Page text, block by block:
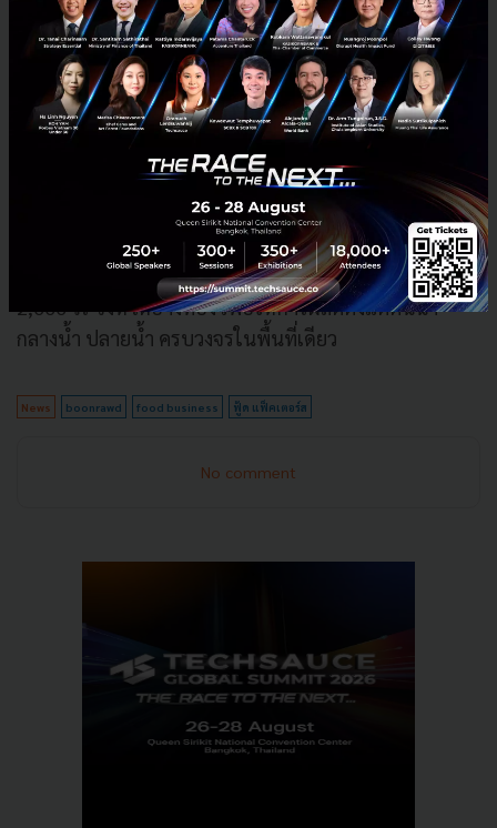
ลงทุนขั้นต่ำประมาณ 5,000-8,000 ล้านบาท เพื่อขยาย
ธุรกิจในอนาคต
และนอกจากนี้ยังจัดตั้งศูนย์นวัตกรรมในการวิจัยและ
พัฒนาสินค้าด้านอาหาร(Food Innovation Center) โดยมี
ทีมงานวิจัยมืออาชีพในการคิดค้น นำเสนอสินค้าใหม่ ภาย
ใต้การผลิตที่ใช้เทคโนยีทันสมัย รองรับความต้องการลูกค้า
ได้อย่างหลากหลายทั้งในและต่างประเทศ ซึ่งในแผนระยะ
ยาว ยังมองการพัฒนานิคมอุตสาหกรรมอาหารบนพื้นที่
2,000 ไร่ จังหวัดอ่างทอง เพื่อให้การผลิตตั้งแต่ต้นน้ำ
กลางน้ำ ปลายน้ำ ครบวงจรในพื้นที่เดียว
News boonrawd food business ฟู้ด แฟ็คเตอร์ส
No comment